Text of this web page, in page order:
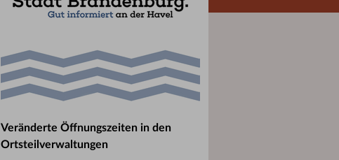
Veränderte Öffnungszeiten in den
Ortsteilverwaltungen